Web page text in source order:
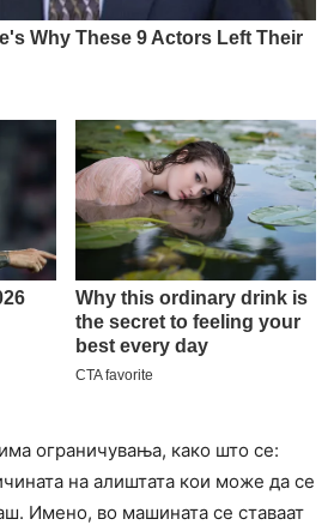
ограничувања, како што се:
на алиштата кои може да се
Имено, во машината се ставаат